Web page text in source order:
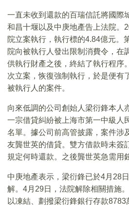
一直未收到還款的百瑞信託將國際
和昌十堰以及中庚地產告上法院。
院立案執行，執行標的4.84億元。
院向被執行人發出限制消費令，在
供執行財產之後，終結了執行程序
次立案，恢復強制執行，於是便有
被執行人的案件。
向來低調的公司創始人梁衍鋒本人
一宗借貸糾紛被上海市第一中級人
名單。據公司前高管披露，案件涉
友龔世英的借貸。雙方借款時未簽
規定何時還款。之後龔世英急需用
中庚地產表示，梁衍鋒已於4月28
解。4月29日，法院解除相關措施
以凍結、劃撥梁衍鋒銀行存款8783